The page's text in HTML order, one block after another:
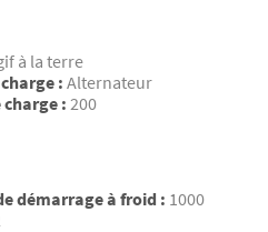
à la terre
: Alternateur
: 200
démarrage à froid : 1000